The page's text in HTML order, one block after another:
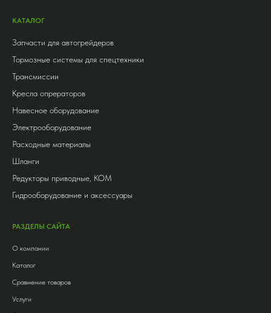
КАТАЛОГ
Запчасти для автогрейдеров
Тормозные системы для спецтехники
Трансмиссии
Кресла опрераторов
Навесное оборудование
Электрооборудование
Расходные материалы
Шланги
Редукторы приводные, КОМ
Гидрооборудование и аксессуары
РАЗДЕЛЫ САЙТА
О компании
Каталог
Сравнение товаров
Услуги